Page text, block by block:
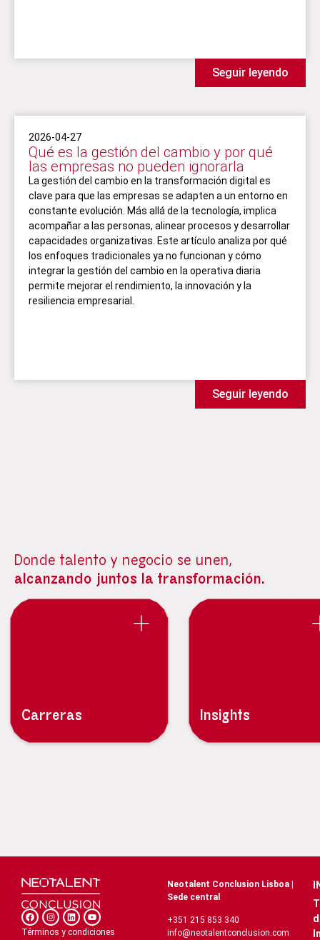
Seguir leyendo
2026-04-27
Qué es la gestión del cambio y por qué
las empresas no pueden ignorarla
La gestión del cambio en la transformación digital es
clave para que las empresas se adapten a un entorno en
constante evolución. Más allá de la tecnología, implica
acompañar a las personas, alinear procesos y desarrollar
capacidades organizativas. Este artículo analiza por qué
los enfoques tradicionales ya no funcionan y cómo
integrar la gestión del cambio en la operativa diaria
permite mejorar el rendimiento, la innovación y la
resiliencia empresarial.
Seguir leyendo
Donde talento y negocio se unen,
alcanzando juntos la transformación.
Carreras Insights
Términos y condiciones
Neotalent Conclusion Lisboa |
Sede central
+351 215 853 340
info@neotalentconclusion.com